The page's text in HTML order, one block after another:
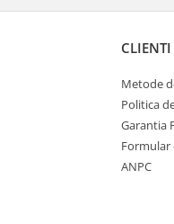
CLIENTI
Metode
Politica
Garantia
Formular
ANPC